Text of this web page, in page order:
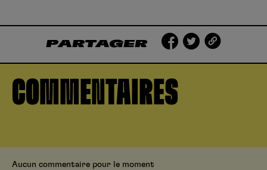
PARTAGER
COMMENTAIRES
Aucun commentaire pour le moment